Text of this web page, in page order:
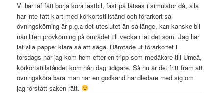
Vi har iaf fått börja köra lastbil, fast på låtsas i simulator då, alla
har inte fått klart med körkortstillstånd och förarkort så
övningskörning är p.g.a det uteslutet än så länge, kan kanske bli
nån liten provkörning på området till veckan lät det som. Jag har
iaf alla papper klara så att säga. Hämtade ut förarkortet i
torsdags när jag kom hem efter en tripp som medåkare till Umeå,
körkortstillståndet kom nån dag tidigare. Så nu är det fritt fram att
övningsköra bara man har en godkänd handledare med sig om
jag förstått saken rätt.